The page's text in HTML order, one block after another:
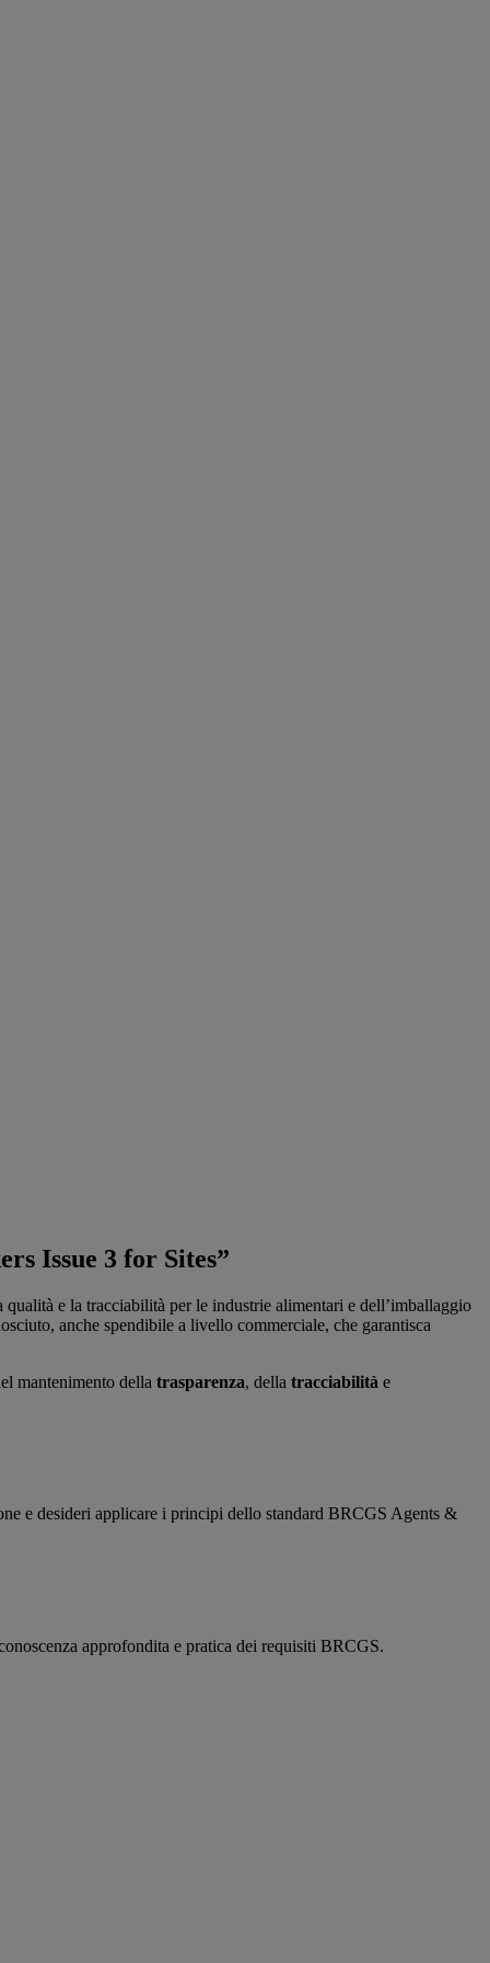
Issue 3 for Sites”
e la tracciabilità per le industrie alimentari e dell’imballaggio
anche spendibile a livello commerciale, che garantisca
mantenimento della trasparenza, della tracciabilità e
e desideri applicare i principi dello standard BRCGS Agents &
approfondita e pratica dei requisiti BRCGS.